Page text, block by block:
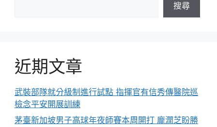
搜尋
近期文章
武裝部隊就分級制進行試點 指揮官有信秀傳醫院巡
檢念平安開展訓練
茅臺新加坡男子高球年夜師賽本周開打 龐潤芝盼勝